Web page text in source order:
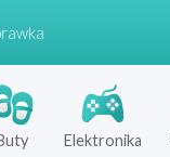
Elektronika